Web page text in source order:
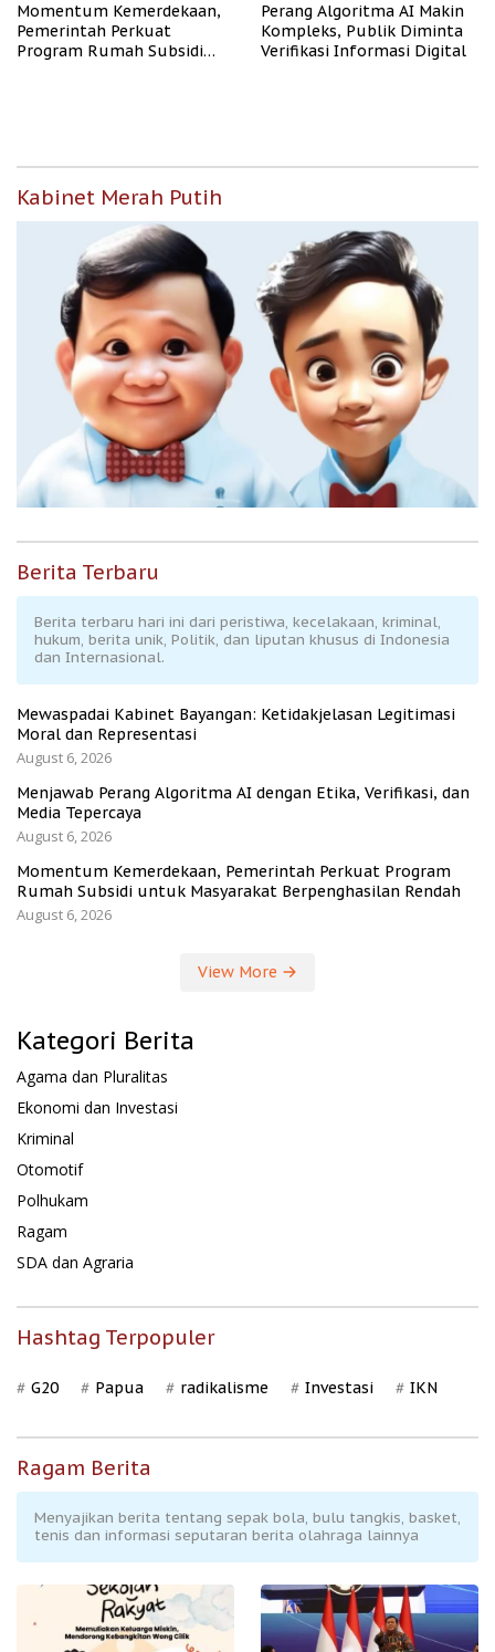
Momentum Kemerdekaan,
Pemerintah Perkuat
Program Rumah Subsidi
Perang Algoritma AI Makin
Kompleks, Publik Diminta
Verifikasi Informasi Digital
Kabinet Merah Putih
Berita Terbaru
Berita terbaru hari ini dari peristiwa, kecelakaan, kriminal,
hukum, berita unik, Politik, dan liputan khusus di Indonesia
dan Internasional.
Mewaspadai Kabinet Bayangan: Ketidakjelasan Legitimasi
Moral dan Representasi
August 6, 2026
Menjawab Perang Algoritma AI dengan Etika, Verifikasi, dan
Media Tepercaya
August 6, 2026
Momentum Kemerdekaan, Pemerintah Perkuat Program
Rumah Subsidi untuk Masyarakat Berpenghasilan Rendah
August 6, 2026
View More
Kategori Berita
Agama dan Pluralitas
Ekonomi dan Investasi
Kriminal
Otomotif
Polhukam
Ragam
SDA dan Agraria
Hashtag Terpopuler
G20 Papua radikalisme Investasi IKN
Ragam Berita
Menyajikan berita tentang sepak bola, bulu tangkis, basket,
tenis dan informasi seputaran berita olahraga lainnya